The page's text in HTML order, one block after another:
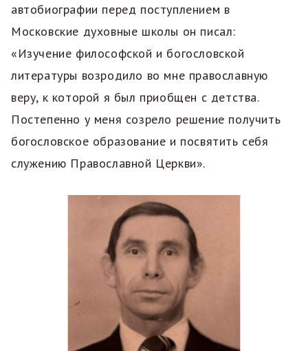
автобиографии перед поступлением в
Московские духовные школы он писал:
«Изучение философской и богословской
литературы возродило во мне православную
веру, к которой я был приобщен с детства.
Постепенно у меня созрело решение получить
богословское образование и посвятить себя
служению Православной Церкви».